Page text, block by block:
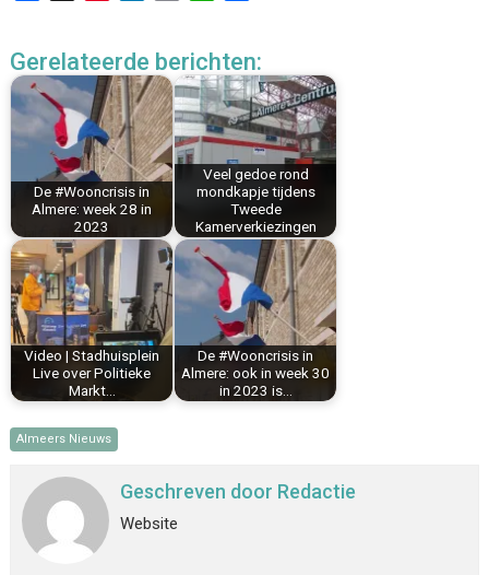
e
b
o
o
k
t
e
r
e
s
t
k
e
d
I
n
i
l
t
s
A
p
p
e
n
Gerelateerde berichten:
De #Wooncrisis in
Almere: week 28 in
2023
Veel gedoe rond
mondkapje tijdens
Tweede
Kamerverkiezingen
Video | Stadhuisplein
Live over Politieke
Markt…
De #Wooncrisis in
Almere: ook in week 30
in 2023 is…
Almeers Nieuws
Geschreven door Redactie
Website